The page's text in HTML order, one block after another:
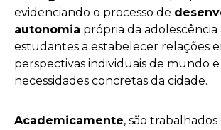
evidenciando o processo de
autonomia própria da adolescência
estudantes a estabelecer relações
perspectivas individuais de mundo e
necessidades concretas da cidade.
Academicamente, são